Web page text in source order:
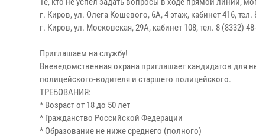
г. Киров, ул. Олега Кошевого, 6А, 4 этаж, кабинет 416, тел.
г. Киров, ул. Московская, 29А, кабинет 108, тел. 8 (8332)
Приглашаем на службу!
Вневедомственная охрана приглашает кандидатов для
полицейского-водителя и старшего полицейского.
ТРЕБОВАНИЯ:
* Возраст от 18 до 50 лет
* Гражданство Российской Федерации
* Образование не ниже среднего (полного)